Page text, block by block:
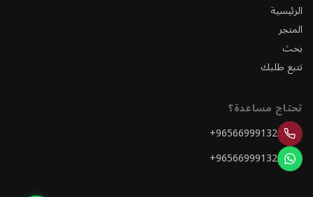
الرئيسية
المتجر
بحث
تتبع طلبك
تحتاج مساعدة؟
+96566999132
+96566999132